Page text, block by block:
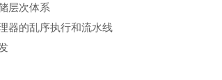
层次体系
器的乱序执行和流水线